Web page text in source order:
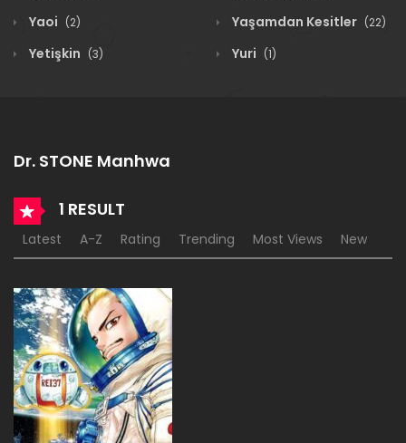
Yaoi (2) Yaşamdan Kesitler (22)
Yetişkin (3) Yuri (1)
Dr. STONE Manhwa
1 RESULT
Latest A-Z Rating Trending Most Views New